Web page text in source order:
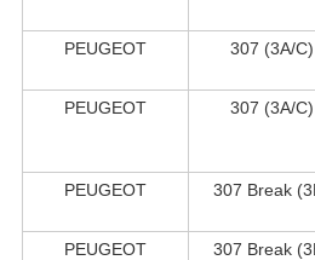
PEUGEOT
307 (3A/C)
PEUGEOT
307 (3A/C)
PEUGEOT
307 Break
PEUGEOT
307 Break